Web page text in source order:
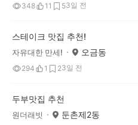
348 11 53일 전
스테이크 맛집 추천!
자유대한 만세! 오금동
294 1 23일 전
두부맛집 추천
원더래빗 둔촌제2동